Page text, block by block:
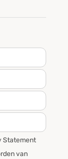
Statement
van